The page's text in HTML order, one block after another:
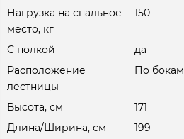
Нагрузка на спальное
место, кг
150
С полкой
да
Расположение
лестницы
По бокам
Высота, см
171
Длина/Ширина, см
199